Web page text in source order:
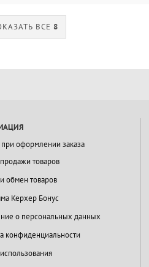
ВСЕ8
оформлении заказа
товаров
обмен товаров
Керхер Бонус
о персональных данных
конфиденциальности